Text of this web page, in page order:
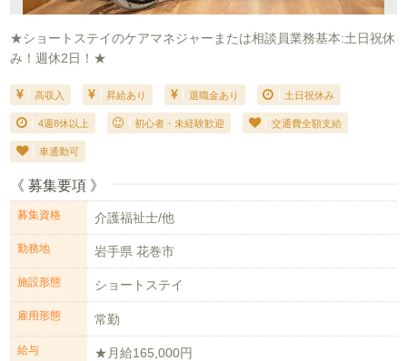
★ショートステイのケアマネジャーまたは相談員業務基本:土日祝休
み！週休2日！★
高収入 昇給あり 退職金あり 土日祝休み
4週8休以上 初心者・未経験歓迎 交通費全額支給
車通勤可
《 募集要項 》
募集資格 介護福祉士/他
勤務地 岩手県 花巻市
施設形態 ショートステイ
雇用形態 常勤
給与
★月給165,000円